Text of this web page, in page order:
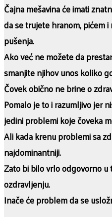
Čajna mešavina će imati
da se trujete hranom, pićem
pušenja.
Ako već ne možete da
smanjite njihov unos koliko
Čovek obično ne brine o
Pomalo je to i razumljivo jer
jedini problemi koje čoveka
Ali kada krenu problemi sa
najdominantniji.
Zato bi bilo vrlo odgovorno
ozdravljenju.
Inače će problem da se